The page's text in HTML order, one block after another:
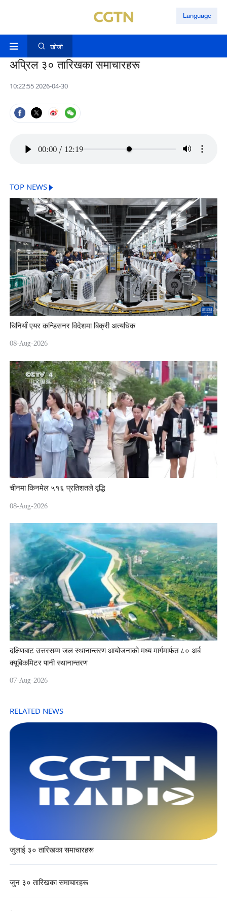
Language
खोजी
अप्रिल ३० तारिखका समाचारहरू
10:22:55 2026-04-30
00:00 / 12:19
TOP NEWS
चिनियाँ एयर कन्डिसनर विदेशमा बिक्री अत्यधिक
08-Aug-2026
चीनमा किनमेल ५१६ प्रतिशतले वृद्धि
08-Aug-2026
दक्षिणबाट उत्तरसम्म जल स्थानान्तरण आयोजनाको मध्य मार्गमार्फत ८० अर्ब
क्यूबिकमिटर पानी स्थानान्तरण
07-Aug-2026
RELATED NEWS
जुलाई ३० तारिखका समाचारहरू
जुन ३० तारिखका समाचारहरू